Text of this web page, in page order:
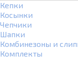
Кепки
Косынки
Чепчики
Шапки
Комбинезоны и
Комплекты